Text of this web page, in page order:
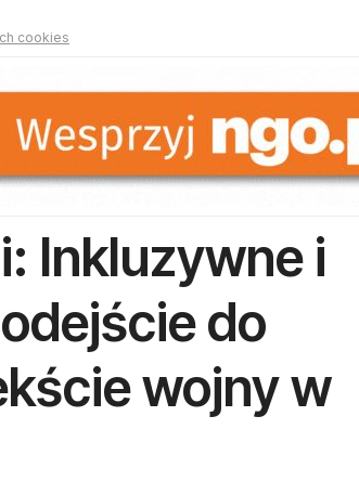
cookies
Inkluzywne i
do
wojny w